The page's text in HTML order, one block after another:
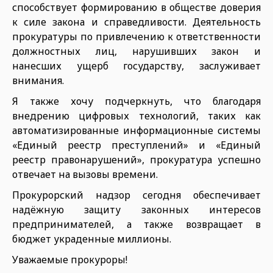
способствует формированию в обществе доверия
к силе закона и справедливости. Деятельность
прокуратуры по привлечению к ответственности
должностных лиц, нарушивших закон и
нанесших ущерб государству, заслуживает
внимания.
Я также хочу подчеркнуть, что благодаря
внедрению цифровых технологий, таких как
автоматизированные информационные системы
«Единый реестр преступлений» и «Единый
реестр правонарушений», прокуратура успешно
отвечает на вызовы времени.
Прокурорский надзор сегодня обеспечивает
надёжную защиту законных интересов
предпринимателей, а также возвращает в
бюджет украденные миллионы.
Уважаемые прокуроры!